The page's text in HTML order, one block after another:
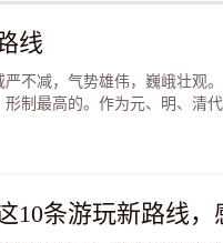
线
不减，气势雄伟，巍峨壮观
制最高的。作为元、明、清